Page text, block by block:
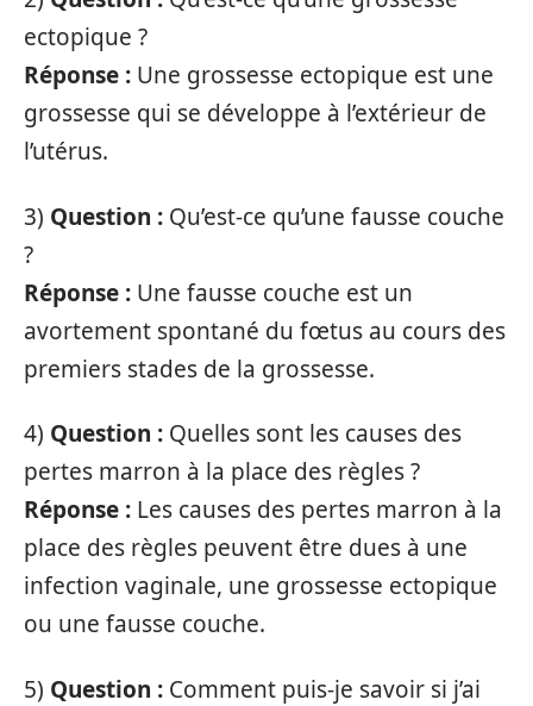
ectopique ?
Réponse : Une grossesse ectopique est une
grossesse qui se développe à l’extérieur de
l’utérus.
3) Question : Qu’est-ce qu’une fausse couche
?
Réponse : Une fausse couche est un
avortement spontané du fœtus au cours des
premiers stades de la grossesse.
4) Question : Quelles sont les causes des
pertes marron à la place des règles ?
Réponse : Les causes des pertes marron à la
place des règles peuvent être dues à une
infection vaginale, une grossesse ectopique
ou une fausse couche.
5) Question : Comment puis-je savoir si j’ai